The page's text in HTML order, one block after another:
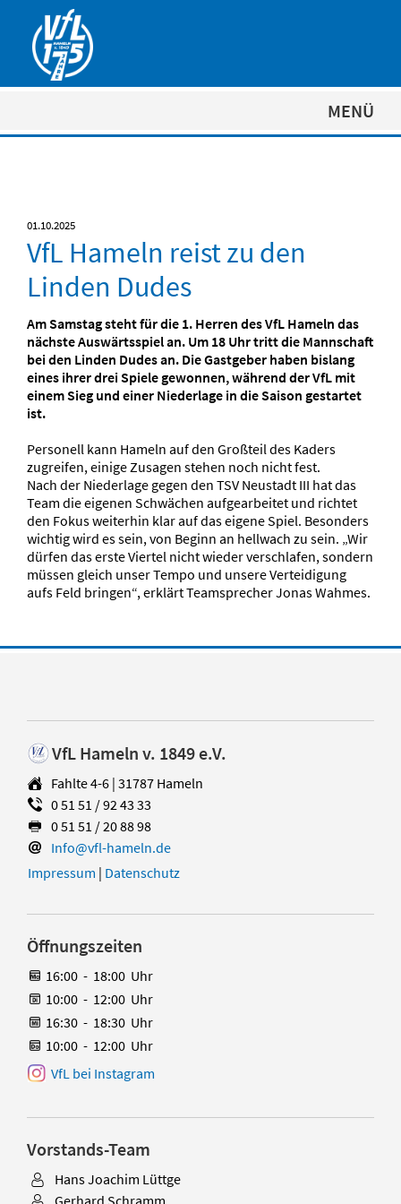
MENÜ
01.10.2025
VfL Hameln reist zu den
Linden Dudes
Am Samstag steht für die 1. Herren des VfL Hameln das
nächste Auswärtsspiel an. Um 18 Uhr tritt die Mannschaft
bei den Linden Dudes an. Die Gastgeber haben bislang
eines ihrer drei Spiele gewonnen, während der VfL mit
einem Sieg und einer Niederlage in die Saison gestartet
ist.
Personell kann Hameln auf den Großteil des Kaders
zugreifen, einige Zusagen stehen noch nicht fest.
Nach der Niederlage gegen den TSV Neustadt III hat das
Team die eigenen Schwächen aufgearbeitet und richtet
den Fokus weiterhin klar auf das eigene Spiel. Besonders
wichtig wird es sein, von Beginn an hellwach zu sein. „Wir
dürfen das erste Viertel nicht wieder verschlafen, sondern
müssen gleich unser Tempo und unsere Verteidigung
aufs Feld bringen“, erklärt Teamsprecher Jonas Wahmes.
VfL Hameln v. 1849 e.V.
Fahlte 4-6 | 31787 Hameln
0 51 51 / 92 43 33
0 51 51 / 20 88 98
Info@vfl-hameln.de
Impressum | Datenschutz
Öffnungszeiten
16:00 - 18:00 Uhr
10:00 - 12:00 Uhr
16:30 - 18:30 Uhr
10:00 - 12:00 Uhr
VfL bei Instagram
Vorstands-Team
Hans Joachim Lüttge
Gerhard Schramm